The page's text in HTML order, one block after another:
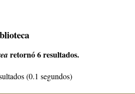
retornó 6 resultados.
(0.1 segundos)